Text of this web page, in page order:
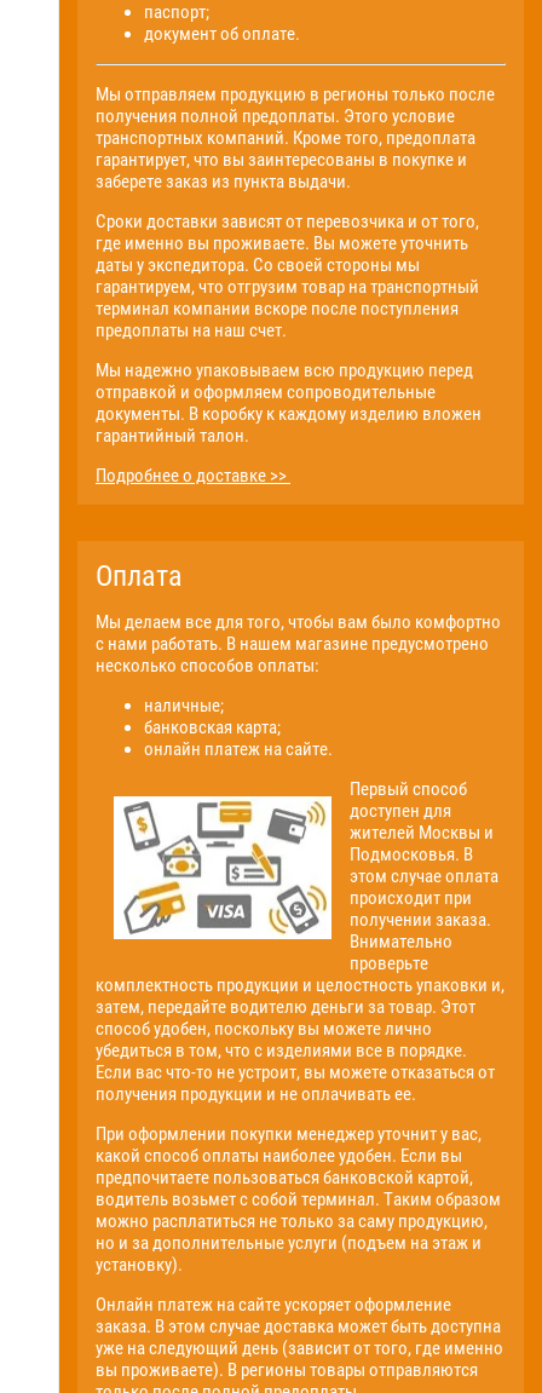
паспорт;
документ об оплате.
Мы отправляем продукцию в регионы только после
получения полной предоплаты. Этого условие
транспортных компаний. Кроме того, предоплата
гарантирует, что вы заинтересованы в покупке и
заберете заказ из пункта выдачи.
Сроки доставки зависят от перевозчика и от того,
где именно вы проживаете. Вы можете уточнить
даты у экспедитора. Со своей стороны мы
гарантируем, что отгрузим товар на транспортный
терминал компании вскоре после поступления
предоплаты на наш счет.
Мы надежно упаковываем всю продукцию перед
отправкой и оформляем сопроводительные
документы. В коробку к каждому изделию вложен
гарантийный талон.
Подробнее о доставке >>
Оплата
Мы делаем все для того, чтобы вам было комфортно
с нами работать. В нашем магазине предусмотрено
несколько способов оплаты:
наличные;
банковская карта;
онлайн платеж на сайте.
Первый способ
доступен для
жителей Москвы и
Подмосковья. В
этом случае оплата
происходит при
получении заказа.
Внимательно
проверьте
комплектность продукции и целостность упаковки и,
затем, передайте водителю деньги за товар. Этот
способ удобен, поскольку вы можете лично
убедиться в том, что с изделиями все в порядке.
Если вас что-то не устроит, вы можете отказаться от
получения продукции и не оплачивать ее.
При оформлении покупки менеджер уточнит у вас,
какой способ оплаты наиболее удобен. Если вы
предпочитаете пользоваться банковской картой,
водитель возьмет с собой терминал. Таким образом
можно расплатиться не только за саму продукцию,
но и за дополнительные услуги (подъем на этаж и
установку).
Онлайн платеж на сайте ускоряет оформление
заказа. В этом случае доставка может быть доступна
уже на следующий день (зависит от того, где именно
вы проживаете). В регионы товары отправляются